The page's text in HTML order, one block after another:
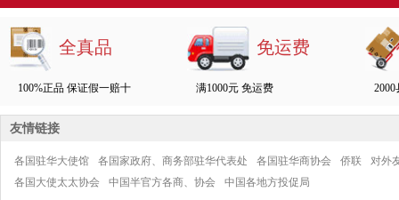
全真品
100%正品 保证假一赔十
免运费
满1000元 免运费
友情链接
各国驻华大使馆 各国家政府、商务部驻华代表处 各国驻华商协会 侨联
对外
各国大使太太协会
中国半官方各商、协会 中国各地方投促局